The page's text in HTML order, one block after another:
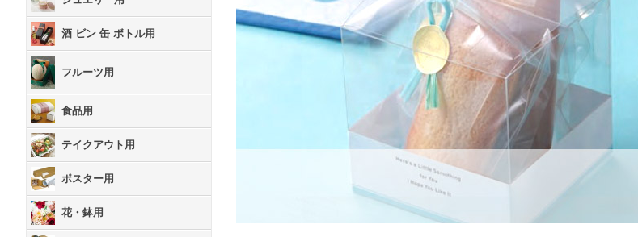
酒 ビン 缶 ボトル用
フルーツ用
食品用
テイクアウト用
ポスター用
花・鉢用